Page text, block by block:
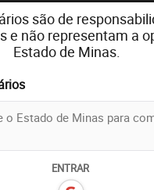
são de
e não representam a
Estado de Minas.
ENTRAR